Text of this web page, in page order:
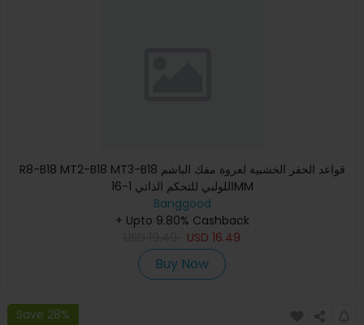
R8-B18 MT2-B18 MT3-B18 قواعد الحفر الخشبية لعروة مفك الباشم
اللولبي للتحكم الذاتي 1-16MM
Banggood
+ Upto 9.80% Cashback
USD 16.49
Buy Now
Save 28%